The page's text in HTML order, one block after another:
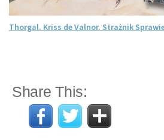
Thorgal. Kriss de Valnor. Strażnik
Share This: